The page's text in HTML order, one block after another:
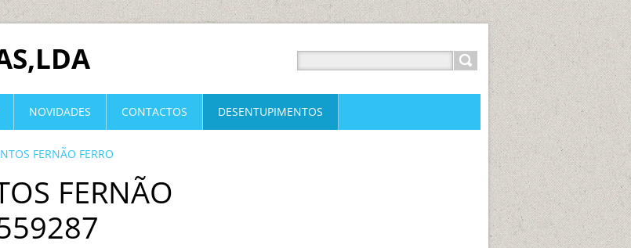
FERNÃO FERRO
FERNÃO
NOVIDADES CONTACTOS DESENTUPIMENTOS